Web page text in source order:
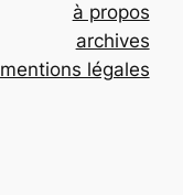
à propos
archives
mentions légales